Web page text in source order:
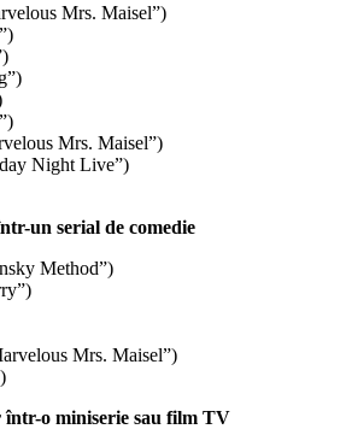
Mrs. Maisel”)
Mrs. Maisel”)
Night Live”)
un serial de comedie
Method”)
Mrs. Maisel”)
o miniserie sau film TV